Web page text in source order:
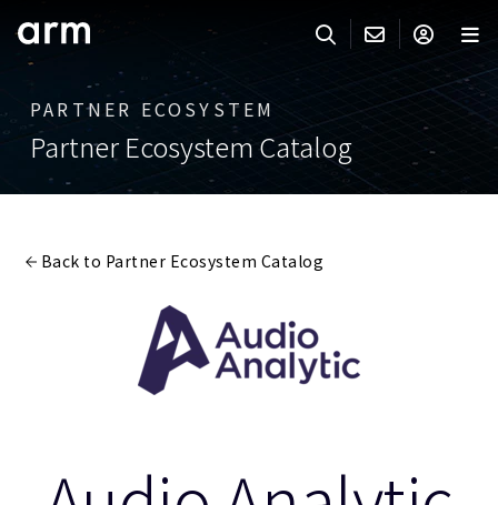
Skip to Footer
サーチ
ARMのお問い合わせ
サポート
IP サポート
販売
企業様向けFlexible Access
IPライセンスのお問い合わせ
その他のお問い合わせ
報道関連
ARMアカウント
Armアカウント
ログイン
製品
分野
パートナー
PARTNER ECOSYSTEM
Partner Ecosystem Catalog
Back to Partner Ecosystem Catalog